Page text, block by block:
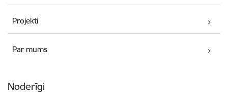
Projekti
Par mums
Noderīgi